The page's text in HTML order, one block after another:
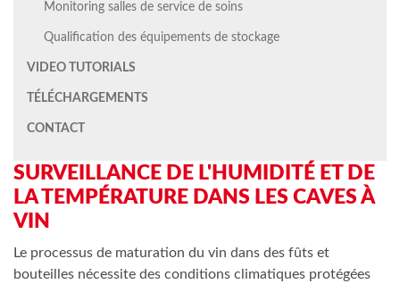
Monitoring salles de service de soins
Qualification des équipements de stockage
VIDEO TUTORIALS
TÉLÉCHARGEMENTS
CONTACT
SURVEILLANCE DE L'HUMIDITÉ ET DE
LA TEMPÉRATURE DANS LES CAVES À
VIN
Le processus de maturation du vin dans des fûts et
bouteilles nécessite des conditions climatiques protégées